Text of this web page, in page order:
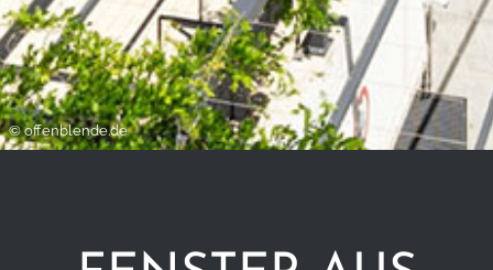
© offenblende.de